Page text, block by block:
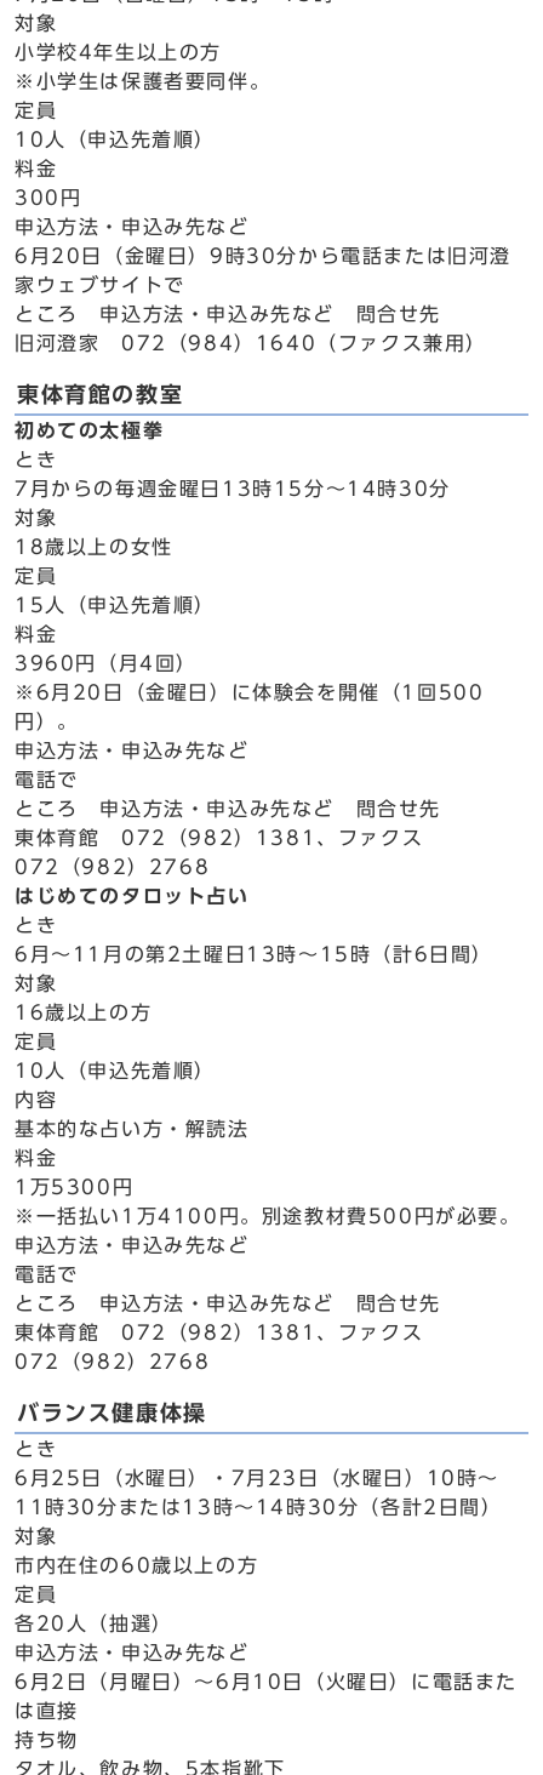
対象
小学校4年生以上の方
※小学生は保護者要同伴。
定員
10人（申込先着順）
料金
300円
申込方法・申込み先など
6月20日（金曜日）9時30分から電話または旧河澄
家ウェブサイトで
ところ 申込方法・申込み先など 問合せ先
旧河澄家 072（984）1640（ファクス兼用）
東体育館の教室
初めての太極拳
とき
7月からの毎週金曜日13時15分～14時30分
対象
18歳以上の女性
定員
15人（申込先着順）
料金
3960円（月4回）
※6月20日（金曜日）に体験会を開催（1回500
円）。
申込方法・申込み先など
電話で
ところ 申込方法・申込み先など 問合せ先
東体育館 072（982）1381、ファクス
072（982）2768
はじめてのタロット占い
とき
6月～11月の第2土曜日13時～15時（計6日間）
対象
16歳以上の方
定員
10人（申込先着順）
内容
基本的な占い方・解読法
料金
1万5300円
※一括払い1万4100円。別途教材費500円が必要。
申込方法・申込み先など
電話で
ところ 申込方法・申込み先など 問合せ先
東体育館 072（982）1381、ファクス
072（982）2768
バランス健康体操
とき
6月25日（水曜日）・7月23日（水曜日）10時～
11時30分または13時～14時30分（各計2日間）
対象
市内在住の60歳以上の方
定員
各20人（抽選）
申込方法・申込み先など
6月2日（月曜日）～6月10日（火曜日）に電話また
は直接
持ち物
タオル、飲み物、5本指靴下